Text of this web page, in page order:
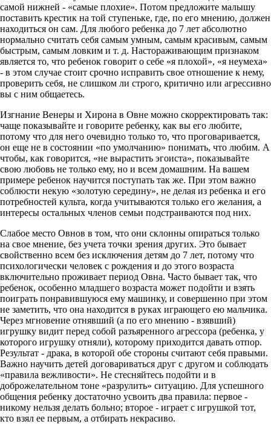
самой нижней - «самые плохие». Потом предложите малышу
поставить крестик на той ступеньке, где, по его мнению, должен
находиться он сам. Для любого ребенка до 7 лет абсолютно
нормально считать себя самым умным, самым красивым, самым
быстрым, самым ловким и т. д. Настораживающим признаком
является то, что ребенок говорит о себе «я плохой», «я неумеха»
- в этом случае стоит срочно исправить свое отношение к нему,
проверить себя, не слишком ли строго, критично или агрессивно
вы с ним общаетесь.
Изгнание Венеры и Хирона в Овне можно скорректировать так:
чаще показывайте и говорите ребенку, как вы его любите,
потому что для него очевидно только то, что проговаривается,
он еще не в состоянии «по умолчанию» понимать, что любим. А
чтобы, как говорится, «не вырастить эгоиста», показывайте
свою любовь не только ему, но и всем домашним. На вашем
примере ребенок научится поступать так же. При этом важно
соблюсти некую «золотую середину», не делая из ребенка и его
потребностей культа, когда учитываются только его желания, а
интересы остальных членов семьи подстраиваются под них.
Слабое место Овнов в том, что они склонны опираться только
на свое мнение, без учета точки зрения других. Это бывает
свойственно всем без исключения детям до 7 лет, потому что
психологически человек с рождения и до этого возраста
включительно проживает период Овна. Часто бывает так, что
ребенок, особенно младшего возраста может подойти и взять
поиграть понравившуюся ему машинку, и совершенно при этом
не заметить, что она находится в руках играющего ею мальчика.
Через мгновение отнявший (а по его мнению - взявший)
игрушку видит перед собой разъяренного агрессора (ребенка, у
которого игрушку отняли), которому приходится давать отпор.
Результат - драка, в которой обе стороны считают себя правыми.
Важно научить детей договариваться друг с другом и соблюдать
«правила вежливости». Не стесняйтесь подойти и в
доброжелательном тоне «разрулить» ситуацию. Для успешного
общения ребенку достаточно усвоить два правила: первое -
никому нельзя делать больно; второе - играет с игрушкой тот,
кто взял ее первым, а отбирать некрасиво.